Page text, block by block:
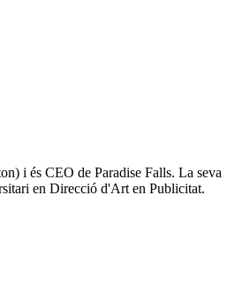
i és CEO de Paradise Falls. La seva
en Direcció d'Art en Publicitat.